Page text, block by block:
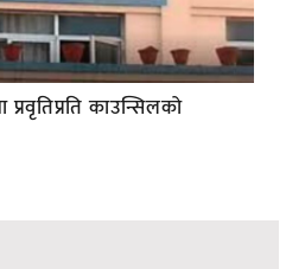
काउन्सिलको